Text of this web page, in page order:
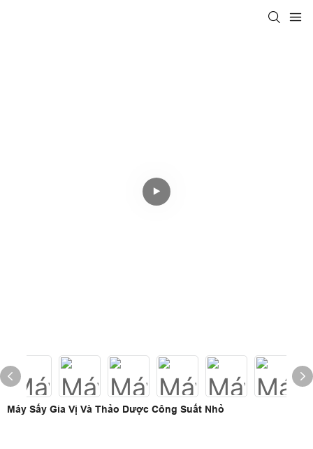
Máy Sấy Gia Vị Và Thảo Dược Công Suất Nhỏ